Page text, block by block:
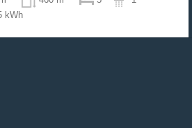
kWh